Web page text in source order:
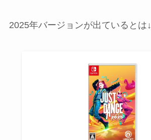
2025年バージョンが出ているとは↓